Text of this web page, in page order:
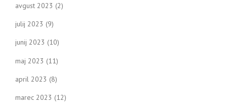
avgust 2023 (2)
julij 2023 (9)
junij 2023 (10)
maj 2023 (11)
april 2023 (8)
marec 2023 (12)